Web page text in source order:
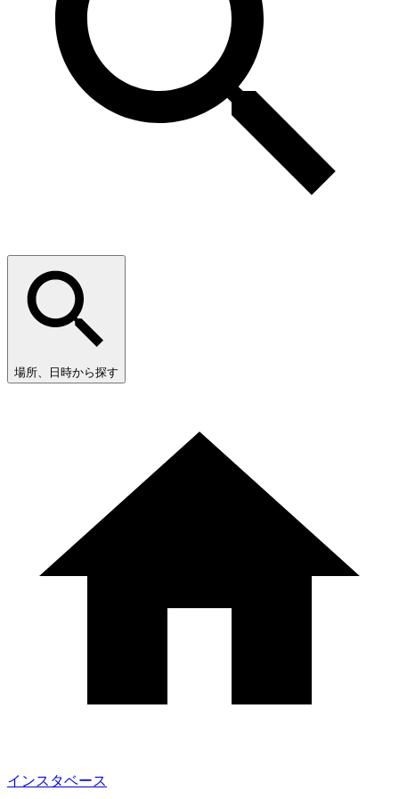
場所、日時から探す
インスタベース